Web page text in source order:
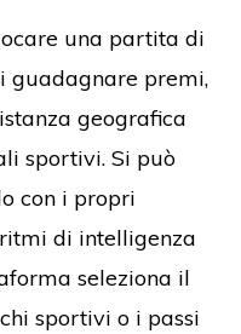
una partita di
guadagnare premi,
geografica
sportivi. Si può
con i propri
di intelligenza
seleziona il
sportivi o i passi